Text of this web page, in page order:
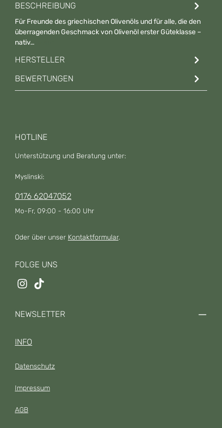
BESCHREIBUNG
Für Freunde des griechischen Olivenöls und für alle, die den
überragenden Geschmack von Olivenöl erster Güteklasse –
nativ…
HERSTELLER
BEWERTUNGEN
HOTLINE
Unterstützung und Beratung unter:
Myslinski:
0176 62047052
Mo-Fr, 09:00 - 16:00 Uhr
Oder über unser Kontaktformular.
FOLGE UNS
NEWSLETTER
INFO
Datenschutz
Impressum
AGB